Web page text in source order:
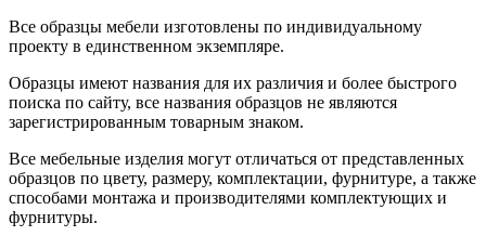
Все образцы мебели изготовлены по индивидуальному
проекту в единственном экземпляре.
Образцы имеют названия для их различия и более быстрого
поиска по сайту, все названия образцов не являются
зарегистрированным товарным знаком.
Все мебельные изделия могут отличаться от представленных
образцов по цвету, размеру, комплектации, фурнитуре, а также
способами монтажа и производителями комплектующих и
фурнитуры.